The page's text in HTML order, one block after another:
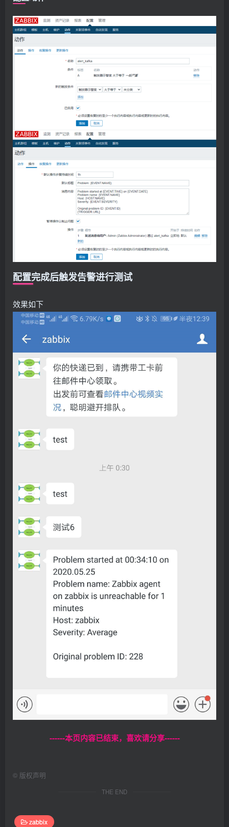
配置完成后触发告警进行测试
效果如下
------本页内容已结束，喜欢请分享------
© 版权声明
THE END
zabbix